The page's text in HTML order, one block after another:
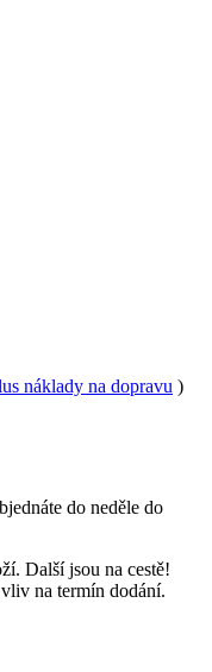
náklady na dopravu )
do neděle do
Další jsou na cestě!
na termín dodání.